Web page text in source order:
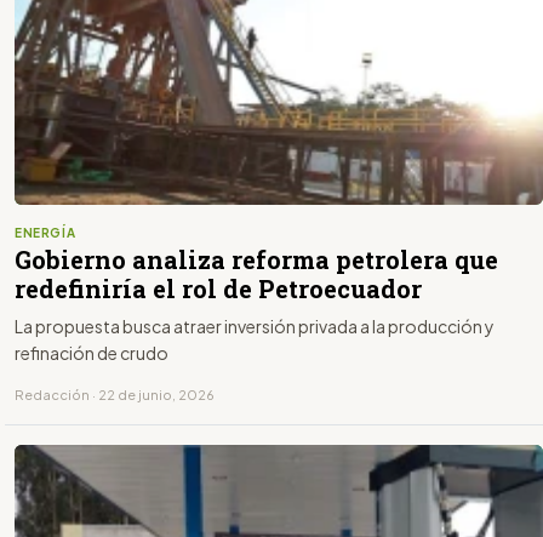
ENERGÍA
Gobierno analiza reforma petrolera que
redefiniría el rol de Petroecuador
La propuesta busca atraer inversión privada a la producción y
refinación de crudo
Redacción · 22 de junio, 2026